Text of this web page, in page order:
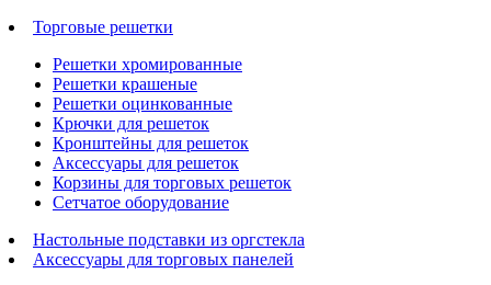
Торговые решетки
Решетки хромированные
Решетки крашеные
Решетки оцинкованные
Крючки для решеток
Кронштейны для решеток
Аксессуары для решеток
Корзины для торговых решеток
Сетчатое оборудование
Настольные подставки из оргстекла
Аксессуары для торговых панелей